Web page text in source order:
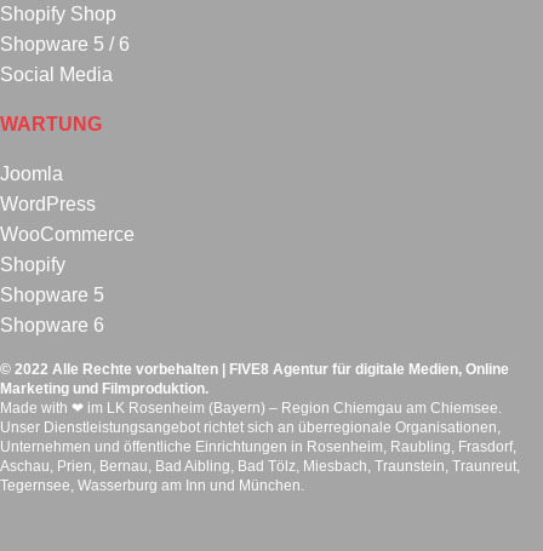
Shopify Shop
Shopware 5 / 6
Social Media
WARTUNG
Joomla
WordPress
WooCommerce
Shopify
Shopware 5
Shopware 6
© 2022 Alle Rechte vorbehalten | FIVE8 Agentur für digitale Medien, Online
Marketing und Filmproduktion.
Made with ❤ im LK Rosenheim (Bayern) – Region Chiemgau am Chiemsee.
Unser Dienstleistungsangebot richtet sich an überregionale Organisationen,
Unternehmen und öffentliche Einrichtungen in Rosenheim, Raubling, Frasdorf,
Aschau, Prien, Bernau, Bad Aibling, Bad Tölz, Miesbach, Traunstein, Traunreut,
Tegernsee, Wasserburg am Inn und München.